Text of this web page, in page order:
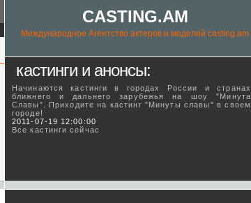
CASTING.AM
Международное Агентство актеров и моделей casting.am
кастинги и анонсы:
Начинаются кастинги в городах России и странах
ближнего и дальнего зарубежья на шоу "Минута
Славы". Приходите на кастинг "Минуты славы" в своeм
городе!
2011-07-19 12:00:00
Все кастинги сейчас